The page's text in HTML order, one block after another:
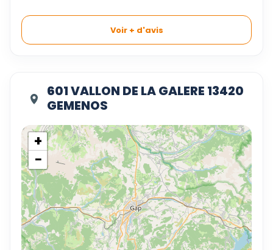
Voir + d'avis
601 VALLON DE LA GALERE 13420
GEMENOS
+
−